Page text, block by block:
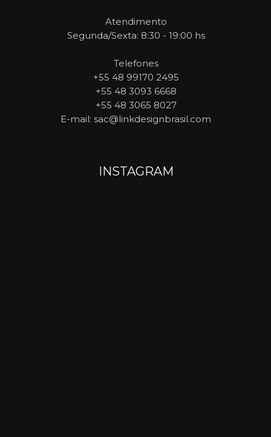
Atendimento
Segunda/Sexta: 8:30 - 19:00 hs
Telefones
+55 48 99170 2495
+55 48 3093 6668
+55 48 3065 8027
E-mail: sac@linkdesignbrasil.com
INSTAGRAM